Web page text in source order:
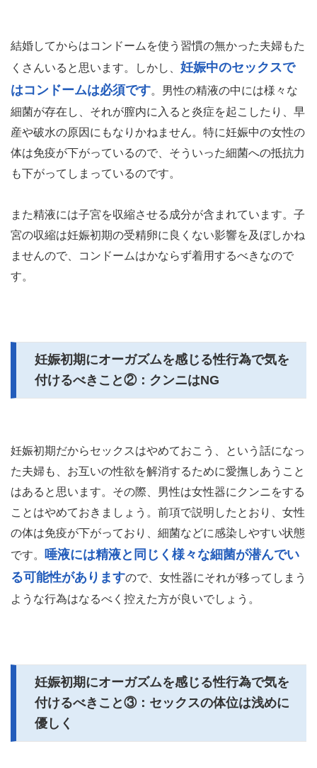
結婚してからはコンドームを使う習慣の無かった夫婦もた
くさんいると思います。しかし、 妊娠中のセックスで
はコンドームは必須です。男性の精液の中には様々な
細菌が存在し、それが膣内に入ると炎症を起こしたり、早
産や破水の原因にもなりかねません。特に妊娠中の女性の
体は免疫が下がっているので、そういった細菌への抵抗力
も下がってしまっているのです。
また精液には子宮を収縮させる成分が含まれています。子
宮の収縮は妊娠初期の受精卵に良くない影響を及ぼしかね
ませんので、コンドームはかならず着用するべきなので
す。
妊娠初期にオーガズムを感じる性行為で気を
付けるべきこと②：クンニはNG
妊娠初期だからセックスはやめておこう、という話になっ
た夫婦も、お互いの性欲を解消するために愛撫しあうこと
はあると思います。その際、男性は女性器にクンニをする
ことはやめておきましょう。前項で説明したとおり、女性
の体は免疫が下がっており、細菌などに感染しやすい状態
です。 唾液には精液と同じく様々な細菌が潜んでい
る可能性がありますので、女性器にそれが移ってしまう
ような行為はなるべく控えた方が良いでしょう。
妊娠初期にオーガズムを感じる性行為で気を
付けるべきこと③：セックスの体位は浅めに
優しく